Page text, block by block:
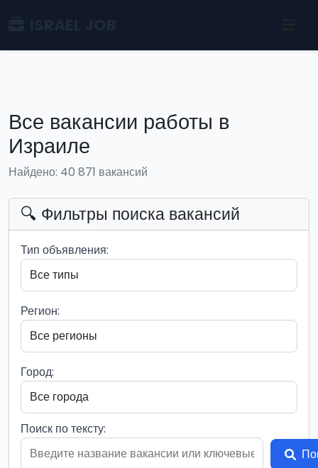
Все вакансии работы в
Израиле
Найдено: 40 871 вакансий
🔍 Фильтры поиска вакансий
Тип объявления:
Регион:
Город:
Поиск по тексту: